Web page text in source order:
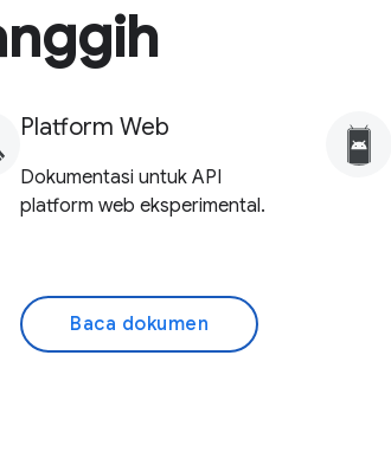
Platform Web
Dokumentasi untuk API
platform web eksperimental.
Baca dokumen